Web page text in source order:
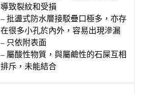
導致裂紋和受損
– 批盪式防水層接駁疊口極多，亦存
在很多小孔於內外，容易出現滲漏
– 只依附表面
– 屬酸性物質，與屬鹼性的石屎互相
排斥，未能結合